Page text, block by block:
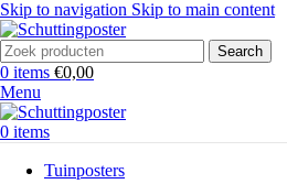
Skip to navigation Skip to main content
Search
0 items €0,00
Menu
0 items
Tuinposters